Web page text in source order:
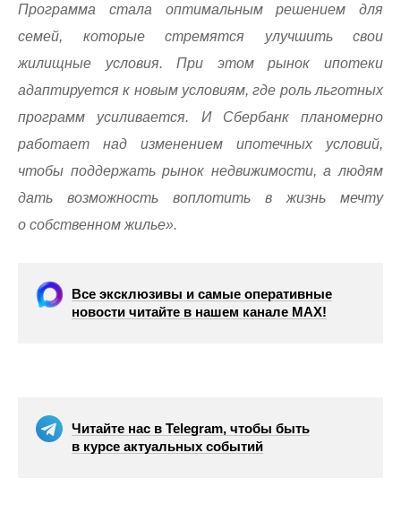
Программа стала оптимальным решением для
семей, которые стремятся улучшить свои
жилищные условия. При этом рынок ипотеки
адаптируется к новым условиям, где роль льготных
программ усиливается. И Сбербанк планомерно
работает над изменением ипотечных условий,
чтобы поддержать рынок недвижимости, а людям
дать возможность воплотить в жизнь мечту
о собственном жилье».
Все эксклюзивы и самые оперативные
новости читайте в нашем канале МАХ!
Читайте нас в Telegram, чтобы быть
в курсе актуальных событий